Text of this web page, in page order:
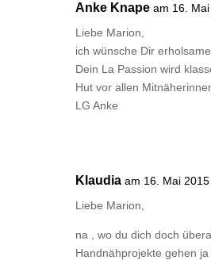
Anke Knape am 16.
Liebe Marion,
ich wünsche Dir
Dein La Passion wird
Hut vor allen
LG Anke
Klaudia am 16. Mai
Liebe Marion,
na , wo du dich doch
Handnähprojekte gehen